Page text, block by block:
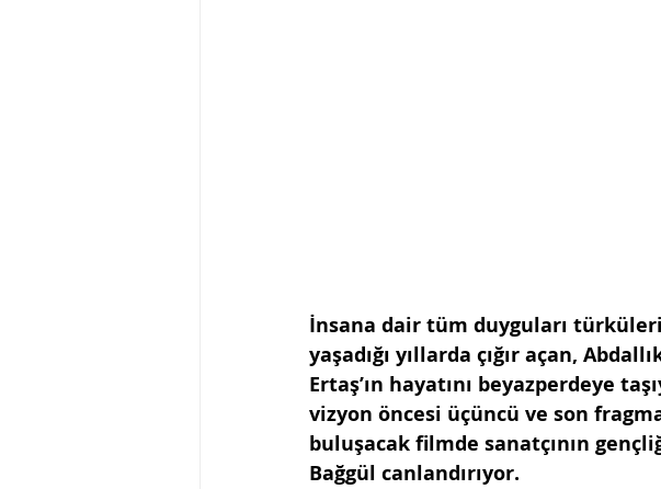
İnsana dair tüm duyguları
yaşadığı yıllarda çığır açan,
Ertaş’ın hayatını beyazperdeye
vizyon öncesi üçüncü ve son
buluşacak filmde sanatçının
Bağgül canlandırıyor.